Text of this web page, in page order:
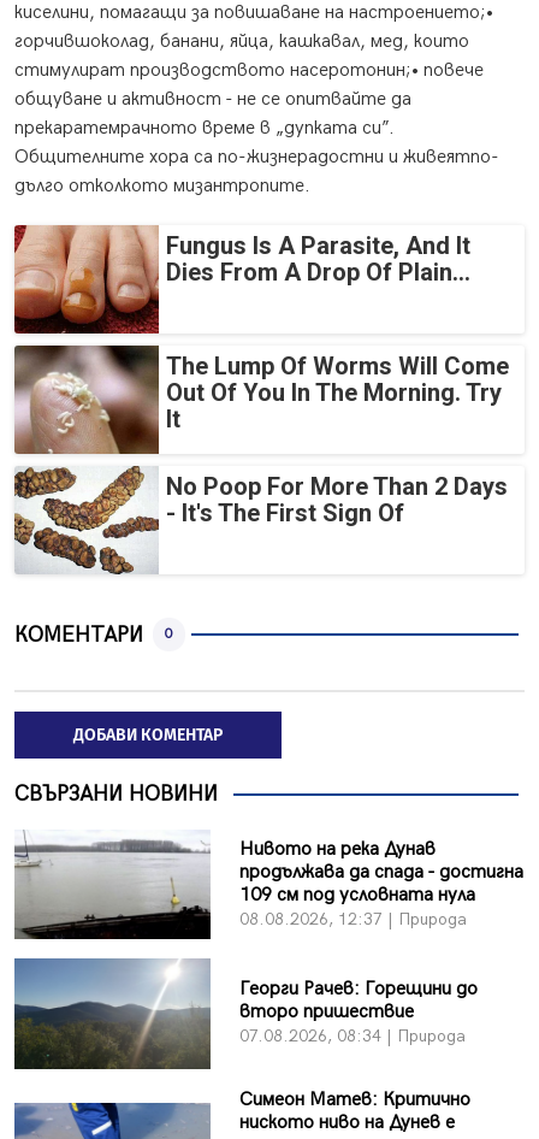
киселини, помагащи за повишаване на настроението;•
горчившоколад, банани, яйца, кашкавал, мед, които
стимулират производството насеротонин;• повече
общуване и активност - не се опитвайте да
прекаратемрачното време в „дупката си”.
Общителните хора са по-жизнерадостни и живеятпо-
дълго отколкото мизантропите.
Fungus Is A Parasite, And It
Dies From A Drop Of Plain...
The Lump Of Worms Will Come
Out Of You In The Morning. Try
It
No Poop For More Than 2 Days
- It's The First Sign Of
КОМЕНТАРИ 0
ДОБАВИ КОМЕНТАР
СВЪРЗАНИ НОВИНИ
Нивото на река Дунав
продължава да спада - достигна
109 см под условната нула
08.08.2026, 12:37 | Природа
Георги Рачев: Горещини до
второ пришествие
07.08.2026, 08:34 | Природа
Симеон Матев: Критично
ниското ниво на Дунев е